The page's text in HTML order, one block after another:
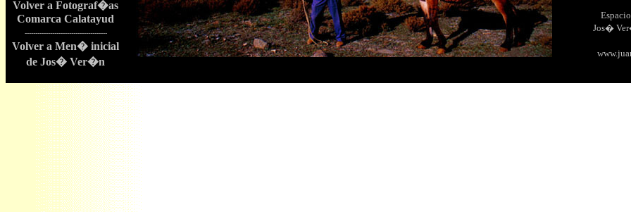
Volver a Fotograf�as
Comarca Calatayud
---------------------------------------
Volver a Men� inicial
de Jos� Ver�n
Jos�